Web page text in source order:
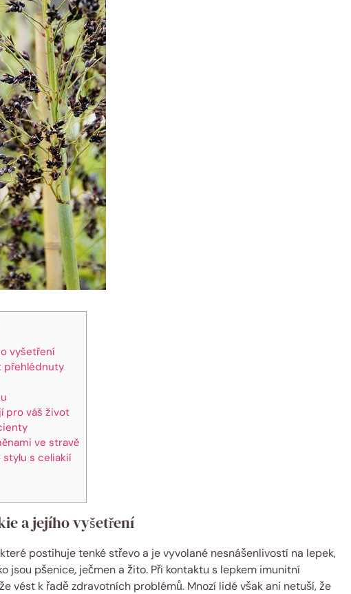
vyšetření
přehlédnuty
pro váš život
ve stravě
stylu s celiakií
a jejího vyšetření
postihuje tenké střevo a je vyvolané nesnášenlivostí na lepek,
jsou pšenice, ječmen a žito. Při kontaktu s lepkem imunitní
vést k řadě zdravotních problémů. Mnozí lidé však ani netuší, že